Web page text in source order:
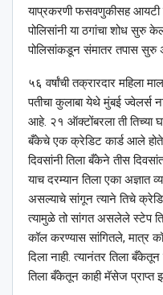
याप्रकरणी फसवणुकीसह आयटी
पोलिसांनी या ठगांचा शोध सुरु
पोलिसांकडून संमातर तपास सुरु
५६ वर्षांची तक्रारदार महिला
पतीचा कुलाबा येथे मुंबई ज्वेलर्स
आहे. २१ ऑक्टोंबरला ती तिच्या
बँकेचे एक क्रेडिट कार्ड आले
दिवसांनी तिला बँकेने तीस
याच दरम्यान तिला एका अज्ञात
असल्याचे सांगून त्याने तिचे
त्यामुळे तो सांगत असलेले स्टेप
कॉल करण्यास सांगितले, मात्र
दिला नाही. त्यानंतर तिला
तिला बँकेतून काही मॅसेज प्राप्त